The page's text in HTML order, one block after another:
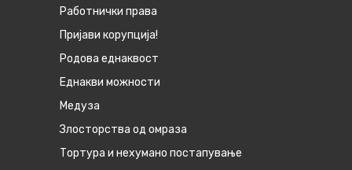
Работнички права
Пријави корупција!
Родова еднаквост
Eднакви можности
Медуза
Злосторства од омраза
Тортура и нехумано постапување